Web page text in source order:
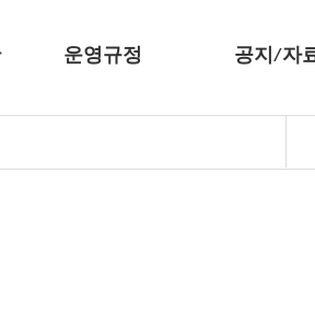
운영규정 공지/자